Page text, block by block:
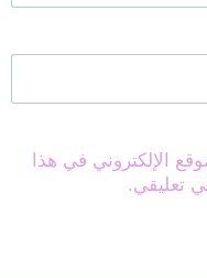
الإلكتروني في هذا
تعليقي.